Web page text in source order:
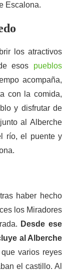
Escalona.
los atractivos
esos pueblos
acompaña,
con la comida,
y disfrutar de
al Alberche
río, el puente y
haber hecho
los Miradores
Desde ese
al Alberche
varios reyes
el castillo. Al